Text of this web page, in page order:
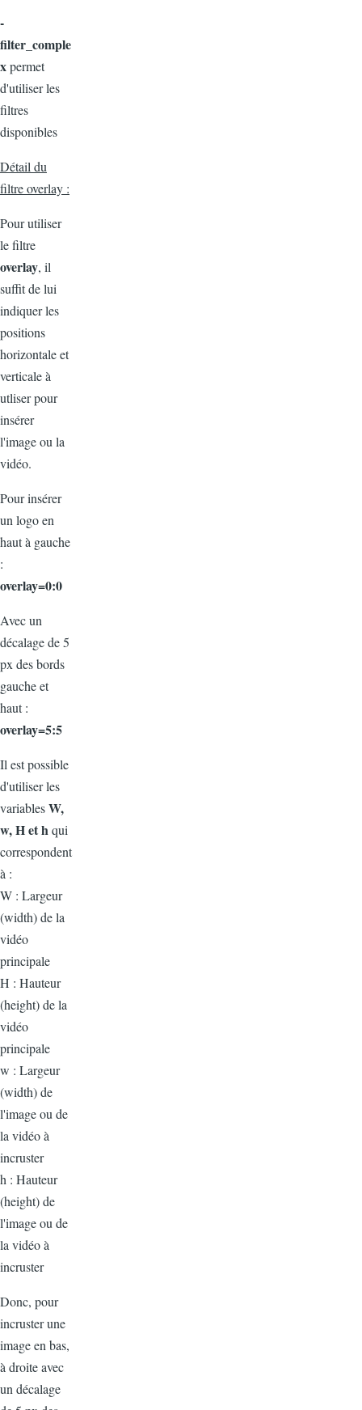
-
filter_comple
xpermet
d'utiliser les
filtres
disponibles
Détail du
filtre overlay :
Pour utiliser
le filtre
overlay, il
suffit de lui
indiquer les
positions
horizontale et
verticale à
utliser pour
insérer
l'image ou la
vidéo.
Pour insérer
un logo en
haut à gauche
:
overlay=0:0
Avec un
décalage de 5
px des bords
gauche et
haut :
overlay=5:5
Il est possible
d'utiliser les
variablesW,
w, H et hqui
correspondent
à :
W : Largeur
(width) de la
vidéo
principale
H : Hauteur
(height) de la
vidéo
principale
w : Largeur
(width) de
l'image ou de
la vidéo à
incruster
h : Hauteur
(height) de
l'image ou de
la vidéo à
incruster
Donc, pour
incruster une
image en bas,
à droite avec
un décalage